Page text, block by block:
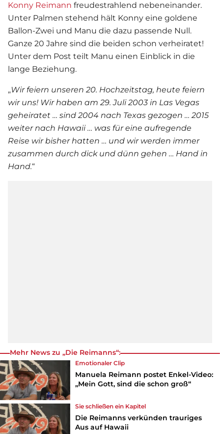
Konny Reimann freudestrahlend nebeneinander.
Unter Palmen stehend hält Konny eine goldene
Ballon-Zwei und Manu die dazu passende Null.
Ganze 20 Jahre sind die beiden schon verheiratet!
Unter dem Post teilt Manu einen Einblick in die
lange Beziehung.
„Wir feiern unseren 20. Hochzeitstag, heute feiern
wir uns! Wir haben am 29. Juli 2003 in Las Vegas
geheiratet … sind 2004 nach Texas gezogen … 2015
weiter nach Hawaii … was für eine aufregende
Reise wir bisher hatten … und wir werden immer
zusammen durch dick und dünn gehen … Hand in
Hand.“
Mehr News zu „Die Reimanns“:
Emotionaler Clip
Manuela Reimann postet Enkel-Video:
„Mein Gott, sind die schon groß“
Sie schließen ein Kapitel
Die Reimanns verkünden trauriges
Aus auf Hawaii